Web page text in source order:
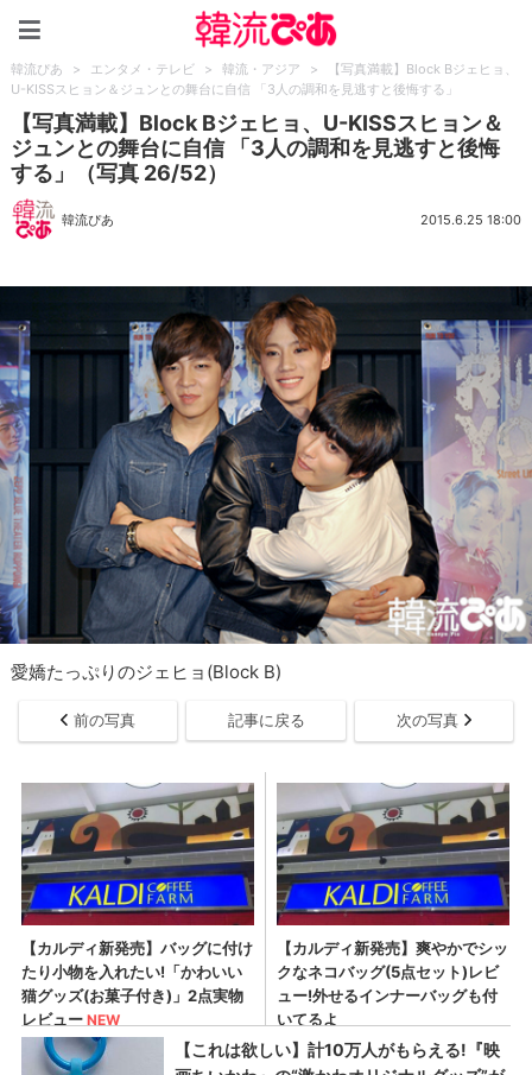
韓流ぴあ > エンタメ・テレビ > 韓流・アジア >
【写真満載】Block Bジェヒョ、
U-KISSスヒョン＆ジュンとの舞台に自信 「3人の調和を見逃すと後悔する」
【写真満載】Block Bジェヒョ、U-KISSスヒョン＆
ジュンとの舞台に自信 「3人の調和を見逃すと後悔
する」（写真 26/52）
韓流ぴあ 2015.6.25 18:00
愛嬌たっぷりのジェヒョ(Block B)
前の写真 記事に戻る 次の写真